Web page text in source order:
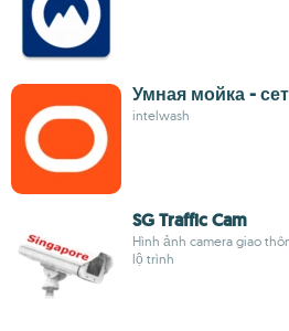
Умная мойка -
intelwash
SG Traffic Cam
Hình ảnh camera giao
lộ trình